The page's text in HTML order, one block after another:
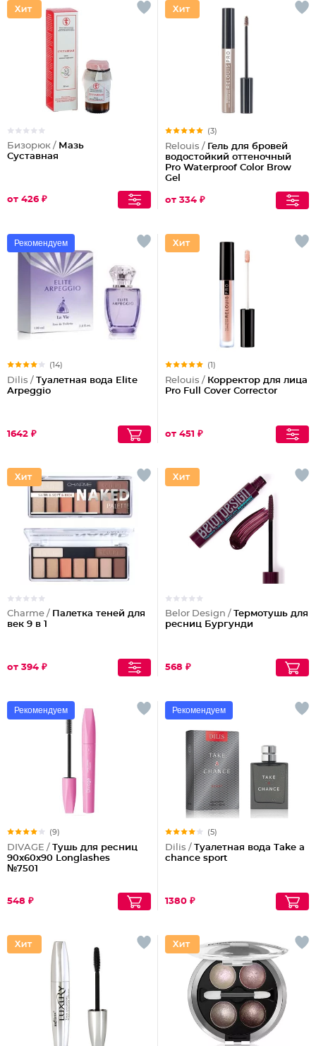
Бизорюк / Мазь
Суставная
от 426 ₽
(3)
Relouis / Гель для бровей
водостойкий оттеночный
Pro Waterproof Color Brow
Gel
от 334 ₽
Рекомендуем
(14)
Dilis / Туалетная вода Elite
Arpeggio
1642 ₽
(1)
Relouis / Корректор для лица
Pro Full Cover Corrector
от 451 ₽
Charme / Палетка теней для
век 9 в 1
от 394 ₽
Belor Design / Термотушь для
ресниц Бургунди
568 ₽
Рекомендуем
(9)
DIVAGE / Тушь для ресниц
90x60x90 Longlashes
№7501
548 ₽
Рекомендуем
(5)
Dilis / Туалетная вода Take a
chance sport
1380 ₽